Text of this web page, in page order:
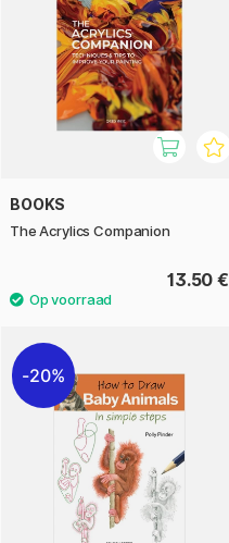
BOOKS
The Acrylics Companion
13.50 €
20%